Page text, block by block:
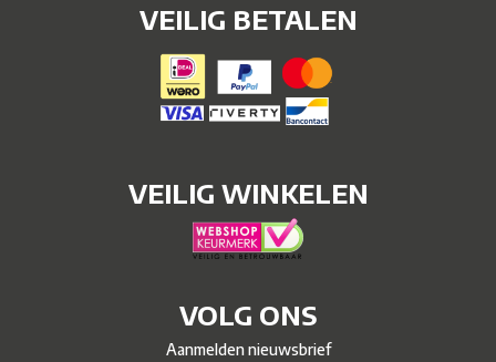
VEILIG BETALEN
VEILIG WINKELEN
VOLG ONS
Aanmelden nieuwsbrief